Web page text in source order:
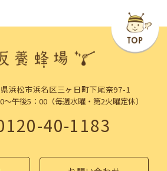
浜松市浜名区三ヶ日町下尾奈97-1
～午後5：00（毎週水曜・第2火曜定休）
40-1183